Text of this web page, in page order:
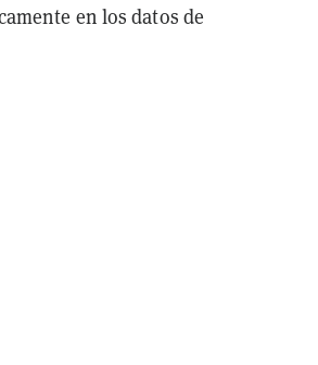
en los datos de